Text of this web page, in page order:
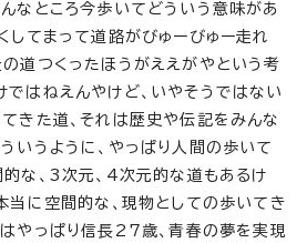
なところ今歩いてどういう意味があ
してまって道路がびゅーびゅー走れ
道つくったほうがええがやという考
ではねえんやけど、いやそうではない
きた道、それは歴史や伝記をみんな
いうように、やっぱり人間の歩いて
的な、3次元、4次元的な道もあるけ
当に空間的な、現物としての歩いてき
はやっぱり信長27歳、青春の夢を実現